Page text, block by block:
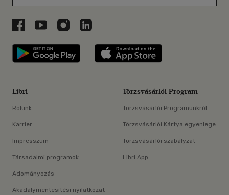
Libri a Facebookon
Libri a Youtube-on
Libri az Instagramon
Libri a LinkedInen
Libri applikáció Szerezd meg: Google
Libri
Rólunk
Karrier
Impresszum
Társadalmi programok
Adományozás
Akadálymentesítési nyilatkozat
Törzsvásárlói Program
Törzsvásárlói Programunkról
Törzsvásárlói Kártya egyenlege
Törzsvásárlói szabályzat
Libri App